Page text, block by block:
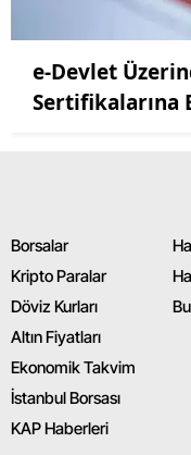
e-Devlet
Sertifikalarına
Borsalar
Kripto Paralar
Döviz Kurları
Altın Fiyatları
Ekonomik Takvim
İstanbul Borsası
KAP Haberleri